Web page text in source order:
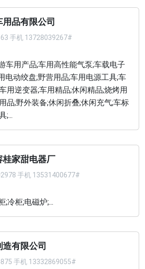
品有限公司
手机 13728039267#
车用产品;车用高性能气泵;车载电子
电动绞盘;野营用品;车用电源工具;车
用逆变器;车用精品;休闲精品;烧烤用
品;野外装备;休闲折叠;休闲充气;车标
;...
桂家甜电器厂
手机 13531400677#
;冷柜;电磁炉;...
有限公司
手机 13332869055#